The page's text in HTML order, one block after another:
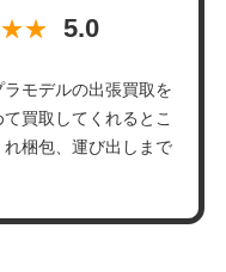
モデルの出張買取を
買取してくれるとこ
梱包、運び出しまで